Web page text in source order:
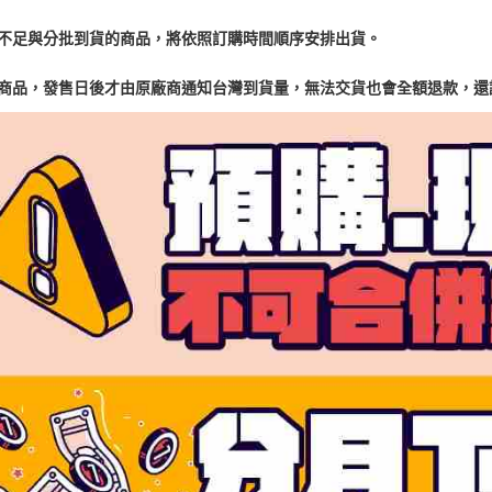
足與分批到貨的商品，將依照訂購時間順序安排出貨。
品，發售日後才由原廠商通知台灣到貨量，無法交貨也會全額退款，